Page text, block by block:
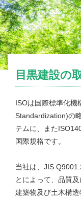
目黒建設の
ISOは国際標準化
Standardization)の
テムに、また
国際規格です。
当社は、JIS
とによって、品質
建築物及び土木構